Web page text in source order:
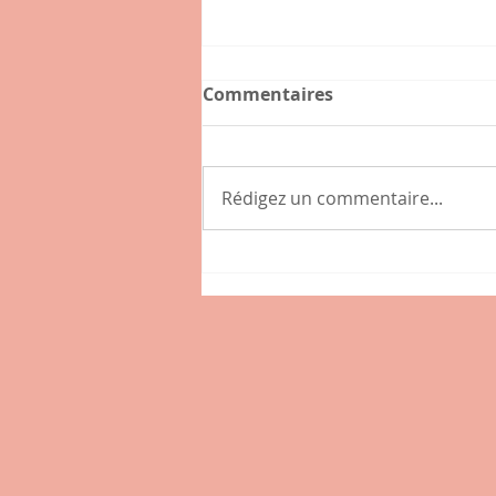
, nouveau café-épicerie de
Commentaires
Rédigez un commentaire...